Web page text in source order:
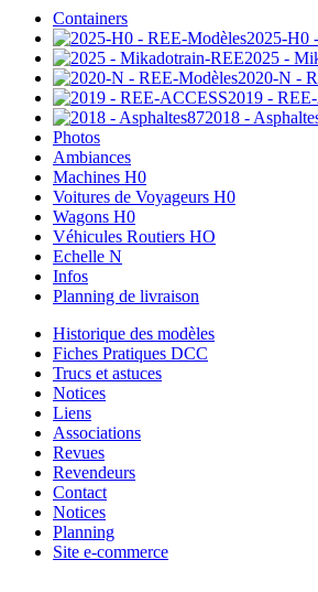
Containers
2025-H0
2025 -
2020-N -
2019 -
2018 -
Photos
Ambiances
Machines H0
Voitures de Voyageurs H0
Wagons H0
Véhicules Routiers HO
Echelle N
Infos
Planning de livraison
Historique des modèles
Fiches Pratiques DCC
Trucs et astuces
Notices
Liens
Associations
Revues
Revendeurs
Contact
Notices
Planning
Site e-commerce